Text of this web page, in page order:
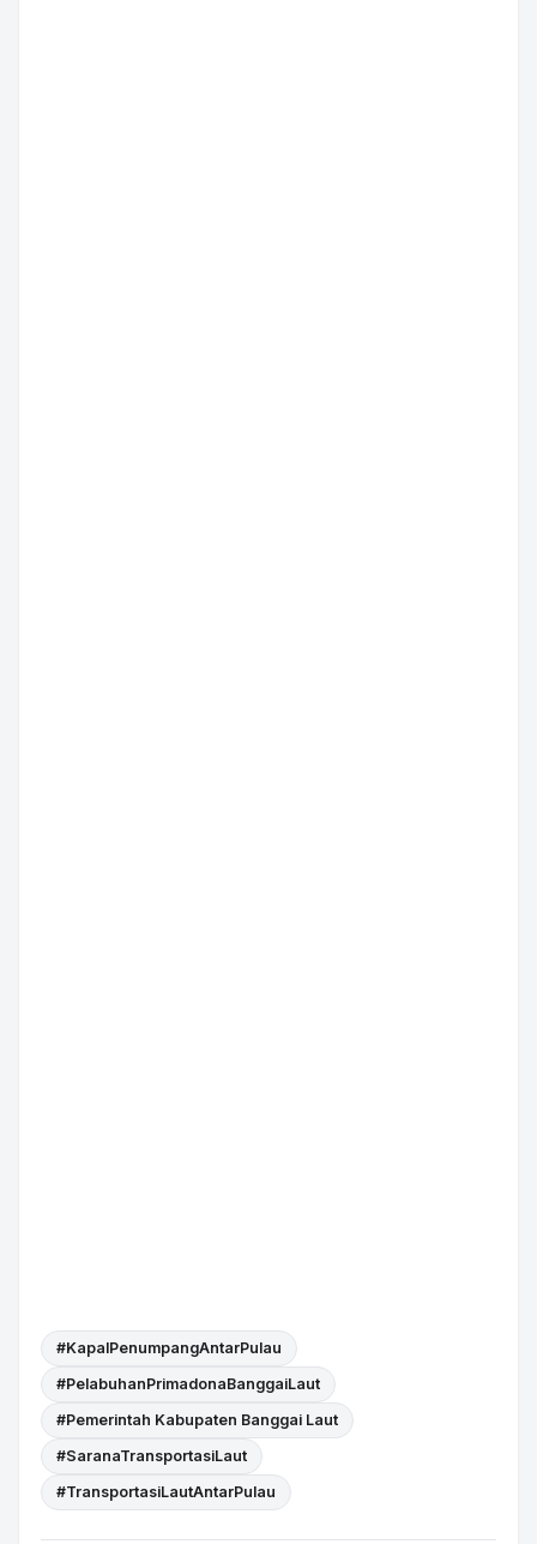
#KapalPenumpangAntarPulau
#PelabuhanPrimadonaBanggaiLaut
#Pemerintah Kabupaten Banggai Laut
#SaranaTransportasiLaut
#TransportasiLautAntarPulau